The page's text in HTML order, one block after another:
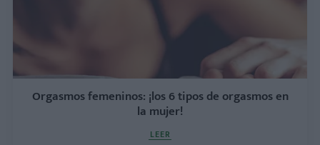
Orgasmos femeninos: ¡los 6 tipos de orgasmos en
la mujer!
LEER